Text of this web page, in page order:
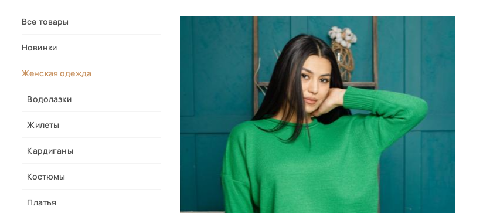
Все товары
Новинки
Женская одежда
Водолазки
Жилеты
Кардиганы
Костюмы
Платья